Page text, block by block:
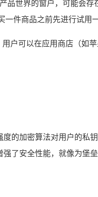
世界的窗户，可能会
件商品之前先进行试用一
户可以在应用商店（如
的加密算法对用户的私
了安全性能，就像为堡